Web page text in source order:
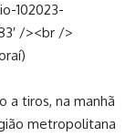
102023-
/><br />
a tiros, na manhã
metropolitana